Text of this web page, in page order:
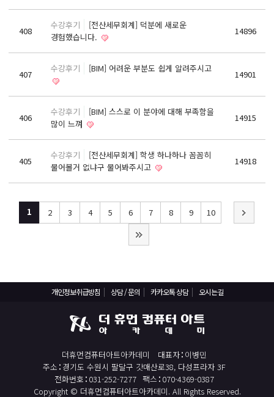
408
수강후기
[전산세무회계] 덕분에 새로운
경험했습니다.
14896
407
수강후기 [BIM] 어려운 부분도 쉽게 알려주시고
14901
406
수강후기
[BIM] 스스로 이 분야에 대해 부족함을
많이 느껴
14915
405
수강후기
[전산세무회계] 학생 하나하나 꼼꼼히
물어볼거 없냐구 물어봐주시고
14918
1 2 3 4 5 6 7 8 9 10
개인정보취급방침 상담 / 문의 카카오톡 상담 오시는길
더휴먼컴퓨터아트아카데미 대표자 이병민
주소 경기도 수원시 팔달구 갓매산로38, 다성프라자 3F
전화번호 031-252-7277 팩스 070-4369-0387
Copyright © 더휴먼컴퓨터아트아카데미. All Rights Reserved.
유튜브(Youtube)크리에이터(영상편집,프리미어)
유튜브(YouTube)크리에이터(영상편집,애프터이펙트)
취업센터
취업 PROCESS
채용문의
구인의뢰 요청서
온라인상담
상담 / 문의
카카오톡 상담
1:1 상담